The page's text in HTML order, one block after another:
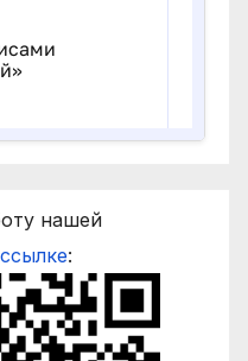
нашей
ссылке: